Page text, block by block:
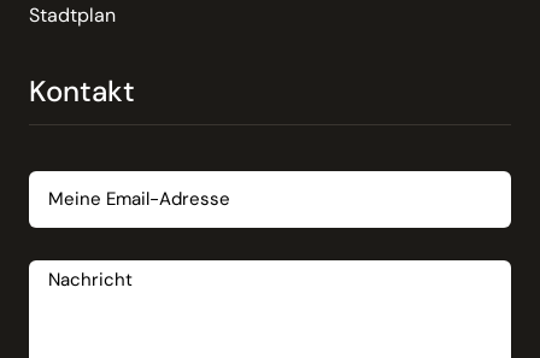
Stadtplan
Kontakt